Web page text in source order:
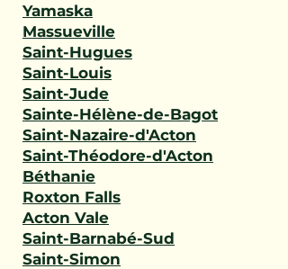
Yamaska
Massueville
Saint-Hugues
Saint-Louis
Saint-Jude
Sainte-Hélène-de-Bagot
Saint-Nazaire-d'Acton
Saint-Théodore-d'Acton
Béthanie
Roxton Falls
Acton Vale
Saint-Barnabé-Sud
Saint-Simon